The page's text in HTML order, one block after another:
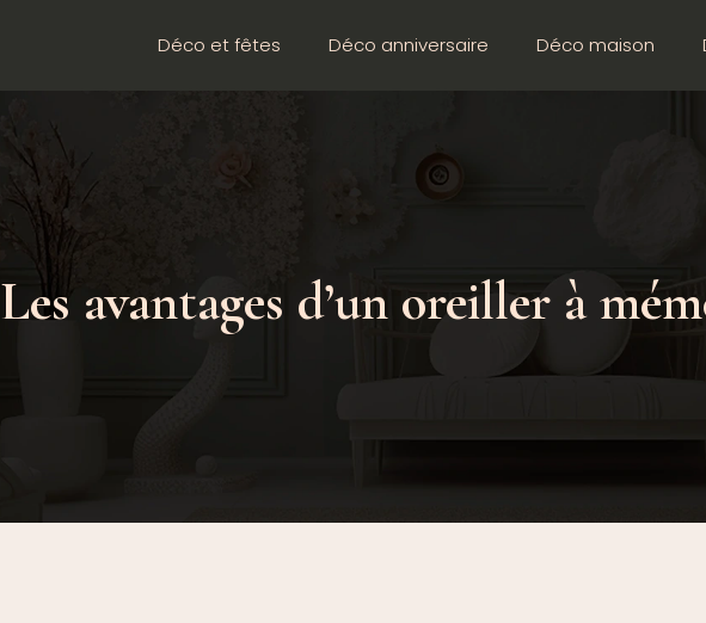
Déco et fêtes Déco anniversaire Déco maison
Les avantages d’un oreiller à